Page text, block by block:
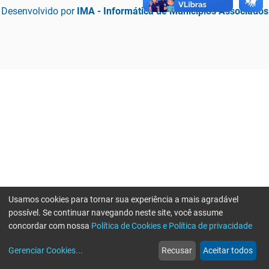
Desenvolvido por IMA - Informática de Municípios Associados
web
Notícias
more_horiz
Mais
Usamos cookies para tornar sua experiência a mais agradável
possível. Se continuar navegando neste site, você assume
concordar com nossa Política de Cookies e Política de privacidade
Gerenciar Cookies... Recusar Aceitar todos
Erro ao enviar informações, por favor tente novamente